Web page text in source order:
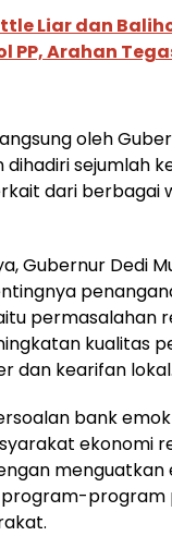
Liar dan
PP, Arahan
oleh
dihadiri sejumlah
dari berbagai
Gubernur Dedi
permasalahan
kualitas
dan kearifan lokal.
bank
ekonomi
menguatkan
program